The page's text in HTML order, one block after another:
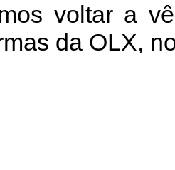
voltar a
da OLX,